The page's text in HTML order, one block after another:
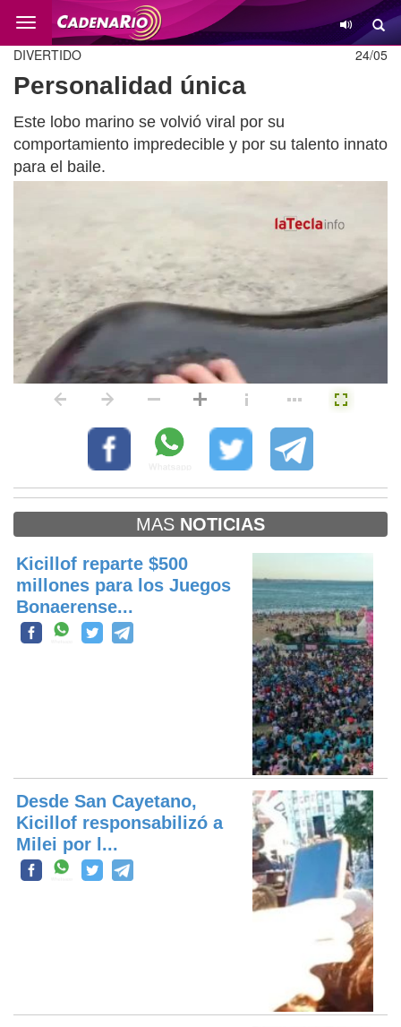
Cambio
24/05
DIVERTIDO
Personalidad única
Este lobo marino se volvió viral por su
comportamiento impredecible y por su talento innato
para el baile.
MAS NOTICIAS
Kicillof reparte $500
millones para los Juegos
Bonaerense...
Desde San Cayetano,
Kicillof responsabilizó a
Milei por l...